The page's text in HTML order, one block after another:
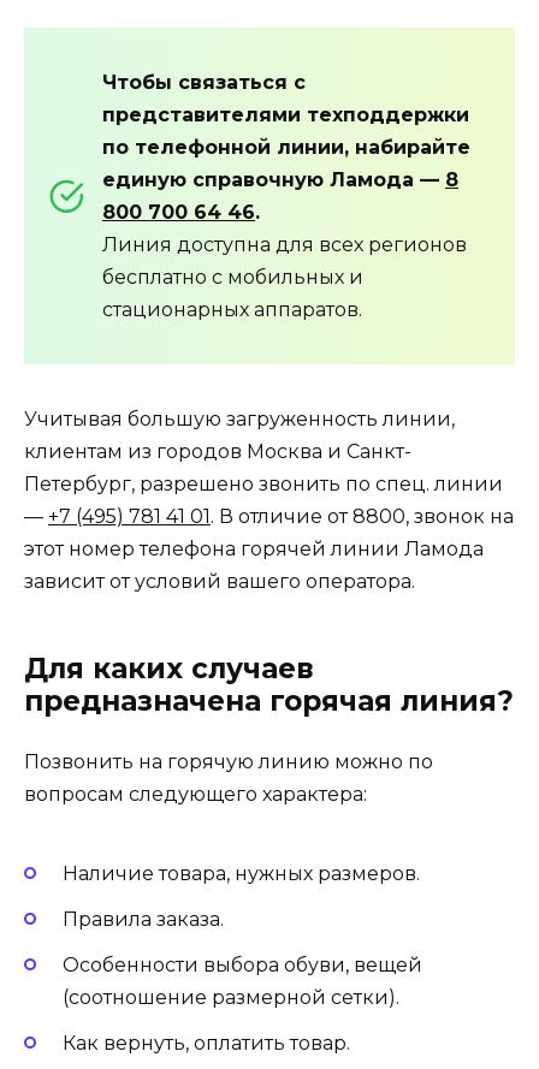
Чтобы связаться с
представителями техподдержки
по телефонной линии, набирайте
единую справочную Ламода — 8
800 700 64 46.
Линия доступна для всех регионов
бесплатно с мобильных и
стационарных аппаратов.
Учитывая большую загруженность линии,
клиентам из городов Москва и Санкт-
Петербург, разрешено звонить по спец. линии
— +7 (495) 781 41 01 . В отличие от 8800, звонок на
этот номер телефона горячей линии Ламода
зависит от условий вашего оператора.
Для каких случаев
предназначена горячая линия?
Позвонить на горячую линию можно по
вопросам следующего характера:
Наличие товара, нужных размеров.
Правила заказа.
Особенности выбора обуви, вещей
(соотношение размерной сетки).
Как вернуть, оплатить товар.